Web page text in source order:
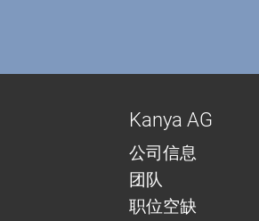
Kanya AG
公司信息
团队
职位空缺